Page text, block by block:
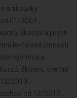
a zkoušky
01/2003 ,
školení a jiných
lektorské činnosti
výchova a
školení, včetně
2010 ,
od 12/2010 ,